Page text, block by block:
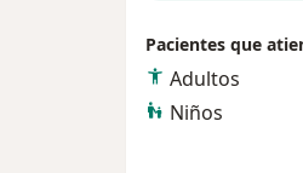
Pacientes que
Adultos
Niños